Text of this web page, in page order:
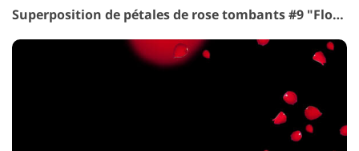
Superposition de pétales de rose tombants #9 "Floating"